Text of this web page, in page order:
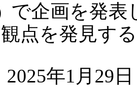
で企画を発表
点を発見す
2025年1月29